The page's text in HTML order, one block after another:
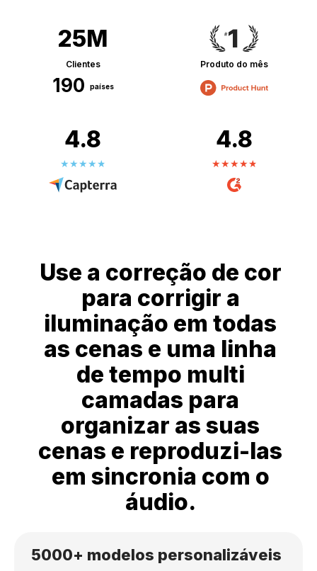
25M
Clientes
190 países
Produto do mês
4.8 4.8
Use a correção de cor
para corrigir a
iluminação em todas
as cenas e uma linha
de tempo multi
camadas para
organizar as suas
cenas e reproduzi-las
em sincronia com o
áudio.
5000+ modelos personalizáveis